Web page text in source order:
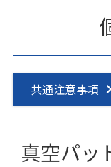
共通注意事項
真空パッ